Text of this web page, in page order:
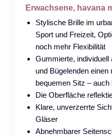
Erwachsene, havana
Stylische Brille im
Sport und Freizeit,
noch mehr Flexibilität
Gummierte,
und Bügelenden
bequemen Sitz –
Die Oberfläche
Klare, unverzerrte
Gläser
Abnehmbarer